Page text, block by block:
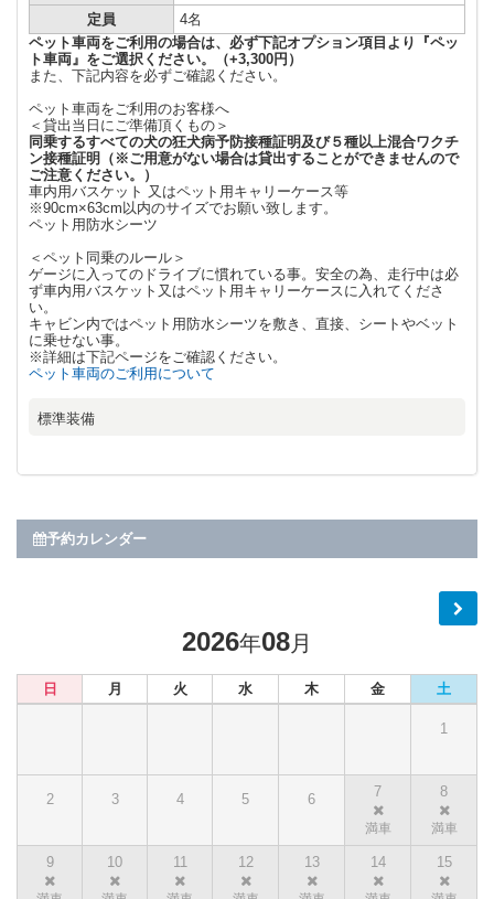
定員
4名
ペット車両をご利用の場合は、必ず下記オプション項目より『ペッ
ト車両』をご選択ください。（+3,300円）
また、下記内容を必ずご確認ください。
ペット車両をご利用のお客様へ
＜貸出当日にご準備頂くもの＞
同乗するすべての犬の狂犬病予防接種証明及び５種以上混合ワクチ
ン接種証明
（ ※ご用意がない場合は貸出することができませんので
ご注意ください。）
車内用バスケット 又はペット用キャリーケース等
※90cm×63cm以内のサイズでお願い致します。
ペット用防水シーツ
＜ペット同乗のルール＞
ゲージに入ってのドライブに慣れている事。安全の為、走行中は必
ず車内用バスケット又はペット用キャリーケースに入れてくださ
い。
キャビン内ではペット用防水シーツを敷き、直接、シートやベット
に乗せない事。
※詳細は下記ページをご確認ください。
ペット車両のご利用について
標準装備
予約カレンダー
2026年08月
日 月 火 水 木 金 土
1
2 3 4 5 6 7 8
9 10 11 12 13 14 15